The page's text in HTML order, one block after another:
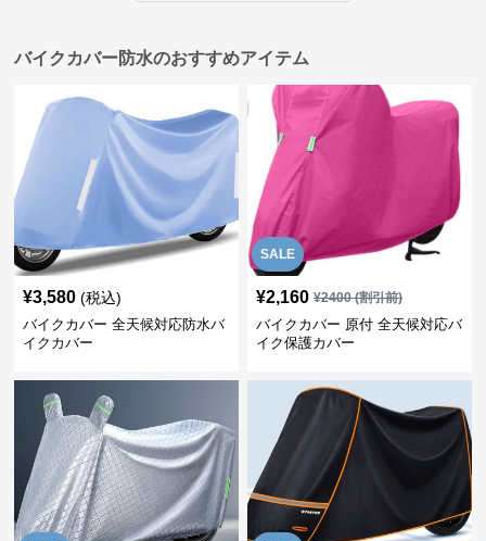
バイクカバー防水のおすすめアイテム
¥3,580 (税込)
バイクカバー 全天候対応防水バ
イクカバー
SALE
¥2,160 ¥2400(割引前)
バイクカバー 原付 全天候対応バ
イク保護カバー